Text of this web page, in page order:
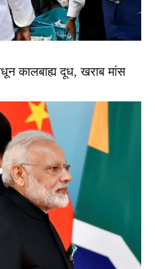
कालबाह्य दूध, खराब मांस